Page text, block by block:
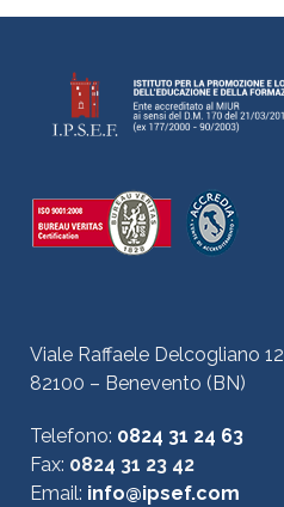
Viale Raffaele Delcogliano 12
82100 – Benevento (BN)
Telefono: 0824 31 24 63
Fax: 0824 31 23 42
Email: info@ipsef.com